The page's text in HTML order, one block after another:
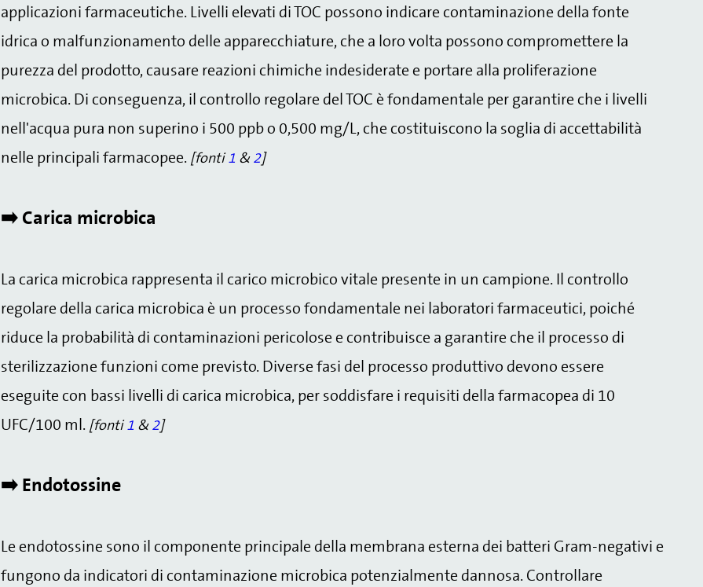
applicazioni farmaceutiche. Livelli elevati di TOC possono indicare contaminazione della fonte
idrica o malfunzionamento delle apparecchiature, che a loro volta possono compromettere la
purezza del prodotto, causare reazioni chimiche indesiderate e portare alla proliferazione
microbica. Di conseguenza, il controllo regolare del TOC è fondamentale per garantire che i livelli
nell'acqua pura non superino i 500 ppb o 0,500 mg/L, che costituiscono la soglia di accettabilità
nelle principali farmacopee. [fonti1 &2]
➡️ Carica microbica
La carica microbica rappresenta il carico microbico vitale presente in un campione. Il controllo
regolare della carica microbica è un processo fondamentale nei laboratori farmaceutici, poiché
riduce la probabilità di contaminazioni pericolose e contribuisce a garantire che il processo di
sterilizzazione funzioni come previsto. Diverse fasi del processo produttivo devono essere
eseguite con bassi livelli di carica microbica, per soddisfare i requisiti della farmacopea di 10
UFC/100 ml. [fonti1 &2]
➡️ Endotossine
Le endotossine sono il componente principale della membrana esterna dei batteri Gram-negativi e
fungono da indicatori di contaminazione microbica potenzialmente dannosa. Controllare